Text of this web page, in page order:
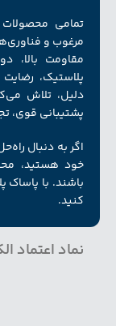
تمامی محصولات
مرغوب و
مقاومت بالا،
پلاستیک،
دلیل، تلاش
پشتیبانی قوی،
اگر به دنبال
خود هستید،
باشند. با پاساک
کنید.
نماد اعتماد